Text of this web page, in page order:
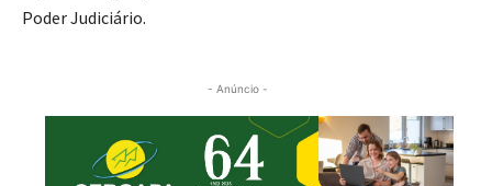
Poder Judiciário.
- Anúncio -